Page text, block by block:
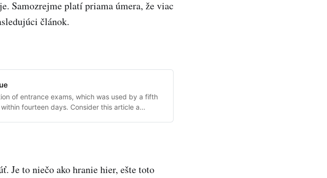
Samozrejme platí priama úmera, že viac
článok.
of entrance exams, which was used by a fifth
fourteen days. Consider this article a
Je to niečo ako hranie hier, ešte toto